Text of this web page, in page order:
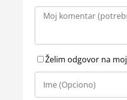
Želim odgovor na